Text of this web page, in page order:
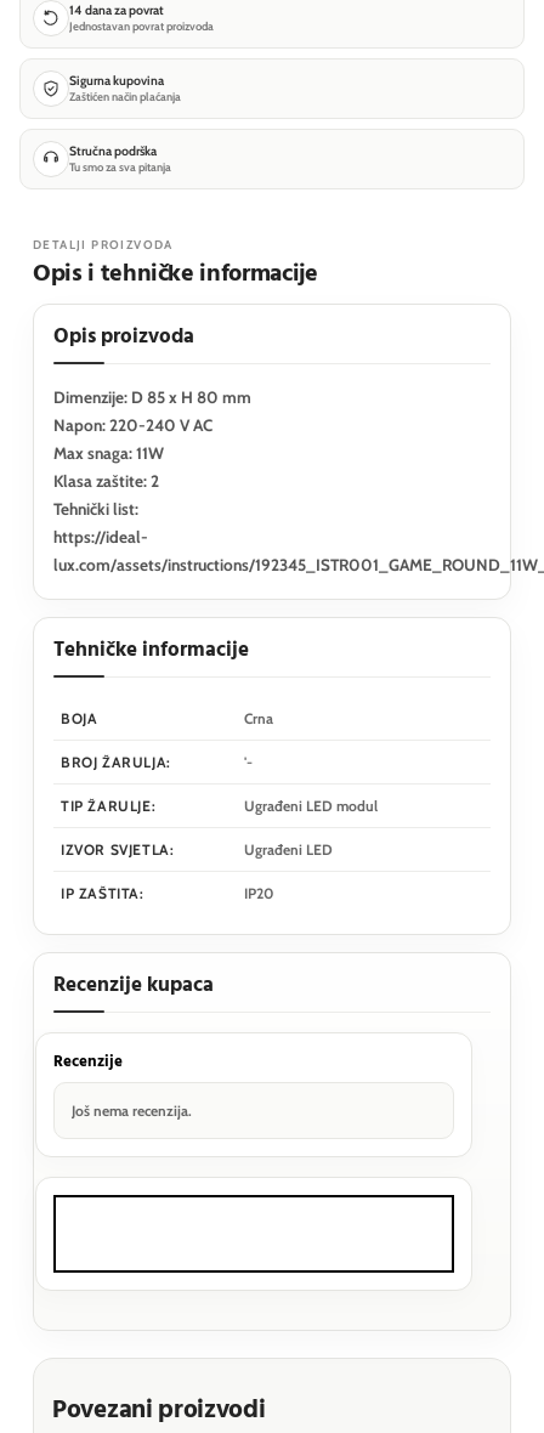
14 dana za povrat
Jednostavan povrat proizvoda
Sigurna kupovina
Zaštićen način plaćanja
Stručna podrška
Tu smo za sva pitanja
DETALJI PROIZVODA
Opis i tehničke informacije
Opis proizvoda
Dimenzije: D 85 x H 80 mm
Napon: 220-240 V AC
Max snaga: 11W
Klasa zaštite: 2
Tehnički list:
https://ideal-
lux.com/assets/instructions/
Tehničke informacije
BOJA Crna
BROJ ŽARULJA: '-
TIP ŽARULJE: Ugrađeni LED modul
IZVOR SVJETLA: Ugrađeni LED
IP ZAŠTITA: IP20
Recenzije kupaca
Recenzije
Još nema recenzija.
Povezani proizvodi